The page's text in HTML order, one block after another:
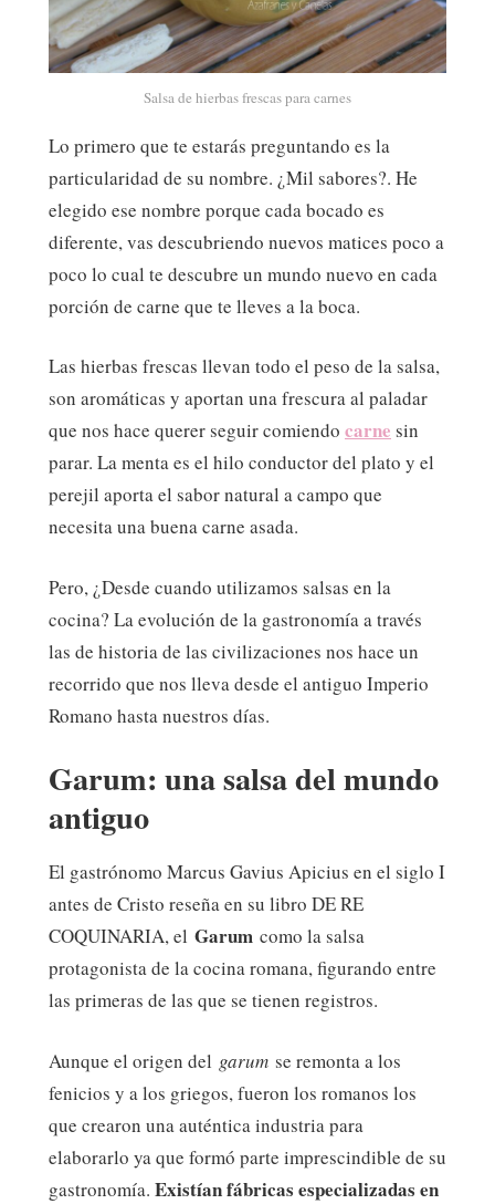
Salsa de hierbas frescas para carnes
Lo primero que te estarás preguntando es la
particularidad de su nombre. ¿Mil sabores?. He
elegido ese nombre porque cada bocado es
diferente, vas descubriendo nuevos matices poco a
poco lo cual te descubre un mundo nuevo en cada
porción de carne que te lleves a la boca.
Las hierbas frescas llevan todo el peso de la salsa,
son aromáticas y aportan una frescura al paladar
que nos hace querer seguir comiendo carne sin
parar. La menta es el hilo conductor del plato y el
perejil aporta el sabor natural a campo que
necesita una buena carne asada.
Pero, ¿Desde cuando utilizamos salsas en la
cocina? La evolución de la gastronomía a través
las de historia de las civilizaciones nos hace un
recorrido que nos lleva desde el antiguo Imperio
Romano hasta nuestros días.
Garum: una salsa del mundo
antiguo
El gastrónomo Marcus Gavius Apicius en el siglo I
antes de Cristo reseña en su libro DE RE
COQUINARIA, el Garum como la salsa
protagonista de la cocina romana, figurando entre
las primeras de las que se tienen registros.
Aunque el origen del garum se remonta a los
fenicios y a los griegos, fueron los romanos los
que crearon una auténtica industria para
elaborarlo ya que formó parte imprescindible de su
gastronomía. Existían fábricas especializadas en